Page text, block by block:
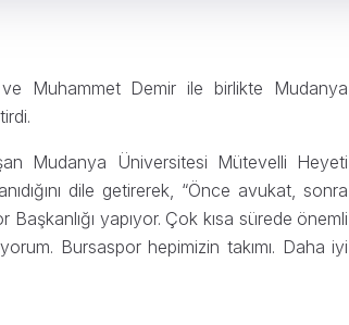
Muhammet Demir ile birlikte Mudanya
Mudanya Üniversitesi Mütevelli Heyeti
dile getirerek, “Önce avukat, sonra
yapıyor. Çok kısa sürede önemli
Bursaspor hepimizin takımı. Daha iyi